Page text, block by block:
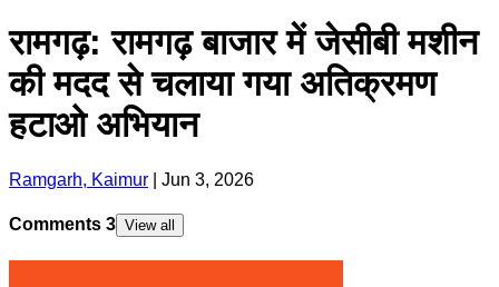
रामगढ़: रामगढ़ बाजार में जेसीबी मशीन
की मदद से चलाया गया अतिक्रमण
हटाओ अभियान
Ramgarh, Kaimur Jun 3, 2026
Comments 3 View all